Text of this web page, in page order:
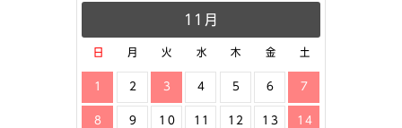
11月
日 月 火 水 木 金 土
1 2 3 4 5 6 7
8 9 10 11 12 13 14